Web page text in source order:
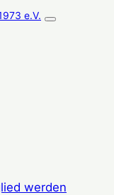
e.V.
werden